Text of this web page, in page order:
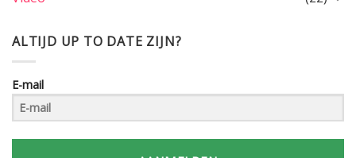
ALTIJD UP TO DATE ZIJN?
E-mail